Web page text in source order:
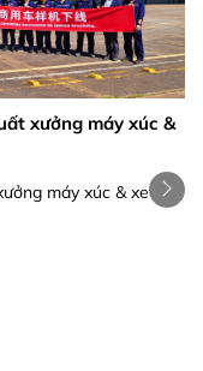
xưởng máy xúc &
máy xúc & xe